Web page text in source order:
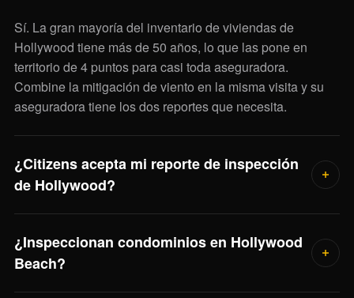
Sí. La gran mayoría del inventario de viviendas de
Hollywood tiene más de 50 años, lo que las pone en
territorio de 4 puntos para casi toda aseguradora.
Combine la mitigación de viento en la misma visita y su
aseguradora tiene los dos reportes que necesita.
¿Citizens acepta mi reporte de inspección
de Hollywood?
puntos y de mitigación de viento OIR-B1-1802 aceptados
por Citizens y toda otra aseguradora autorizada en la
¿Inspeccionan condominios en Hollywood
Beach?